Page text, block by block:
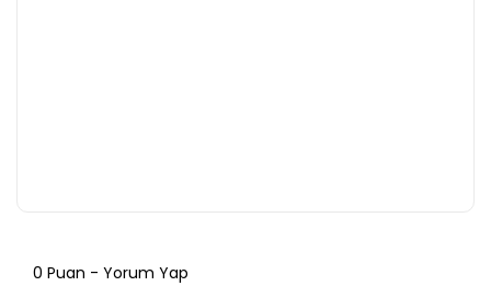
0 Puan - Yorum Yap